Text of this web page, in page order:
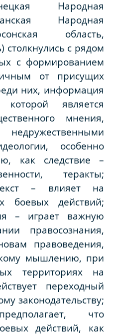
Народная
Народная
область,
столкнулись с рядом
с формированием
от присущих
них, информация
является
мнения,
особенно
как следствие –
теракты;
– влияет на
боевых действий;
– играет важную
правосознания,
правоведения,
мышлению, при
территориях на
переходный
законодательству;
что
действий, как